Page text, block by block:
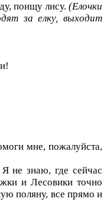
поищу лису. (Елочки
за елку, выходит
мне, пожалуйста,
знаю, где сейчас
и Лесовики точно
поляну, все прямо и